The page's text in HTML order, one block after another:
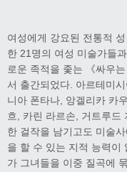
여성에게 강요된 전통적
한 21명의 여성 미술가들
로운 족적을 좇는 《싸우
서 출간되었다. 아르테미
니아 폰타나, 앙겔리카 카
흐, 카린 라르손, 거트루드
한 걸작을 남기고도 미술
을 할 수 있는 지적 능력이
가 그녀들을 이중 질곡에